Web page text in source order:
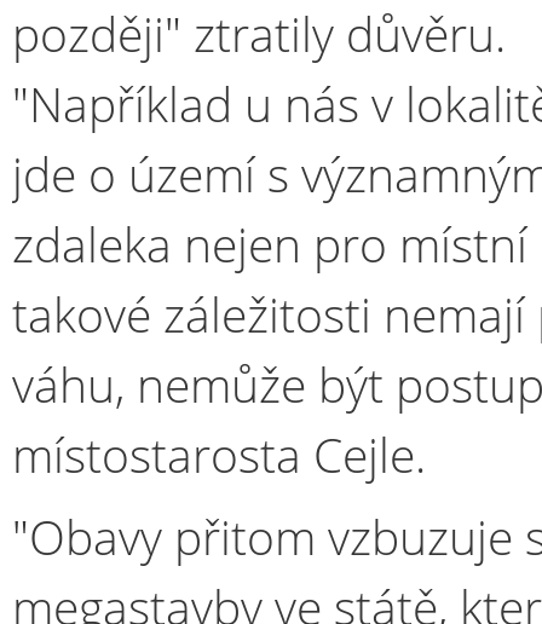
později" ztratily důvěru.
"Například u nás v
jde o území s
zdaleka nejen pro
takové záležitosti
váhu, nemůže být
místostarosta Cejle.
"Obavy přitom vzbuzuje
megastavby ve státě,